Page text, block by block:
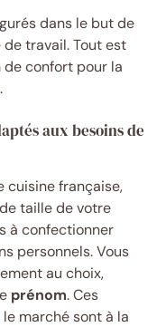
dans le but de
travail. Tout est
de confort pour la
aux besoins de
cuisine française,
taille de votre
à confectionner
personnels. Vous
au choix,
prénom. Ces
marché sont à la